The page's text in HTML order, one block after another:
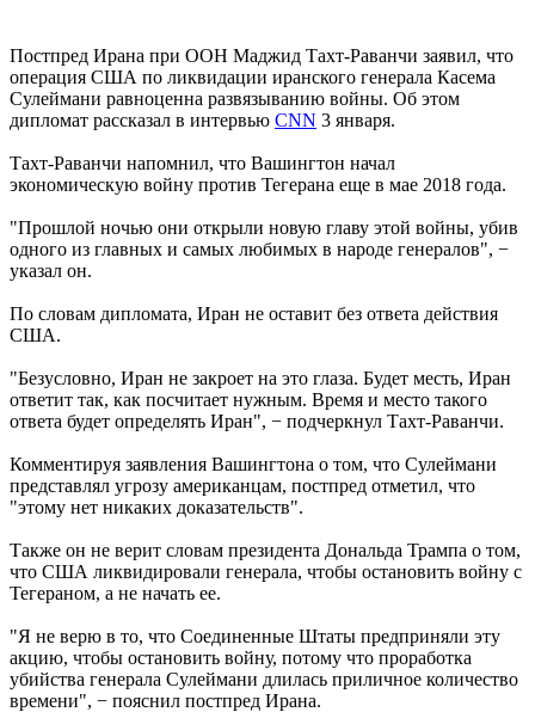
Постпред Ирана при ООН Маджид Тахт-Раванчи заявил, что
операция США по ликвидации иранского генерала Касема
Сулеймани равноценна развязыванию войны. Об этом
дипломат рассказал в интервью CNN 3 января.
Тахт-Раванчи напомнил, что Вашингтон начал
экономическую войну против Тегерана еще в мае 2018 года.
"Прошлой ночью они открыли новую главу этой войны, убив
одного из главных и самых любимых в народе генералов", −
указал он.
По словам дипломата, Иран не оставит без ответа действия
США.
"Безусловно, Иран не закроет на это глаза. Будет месть, Иран
ответит так, как посчитает нужным. Время и место такого
ответа будет определять Иран", − подчеркнул Тахт-Раванчи.
Комментируя заявления Вашингтона о том, что Сулеймани
представлял угрозу американцам, постпред отметил, что
"этому нет никаких доказательств".
Также он не верит словам президента Дональда Трампа о том,
что США ликвидировали генерала, чтобы остановить войну с
Тегераном, а не начать ее.
"Я не верю в то, что Соединенные Штаты предприняли эту
акцию, чтобы остановить войну, потому что проработка
убийства генерала Сулеймани длилась приличное количество
времени", − пояснил постпред Ирана.